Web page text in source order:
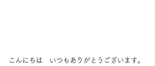
こんにちは　いつもありがとうございます。